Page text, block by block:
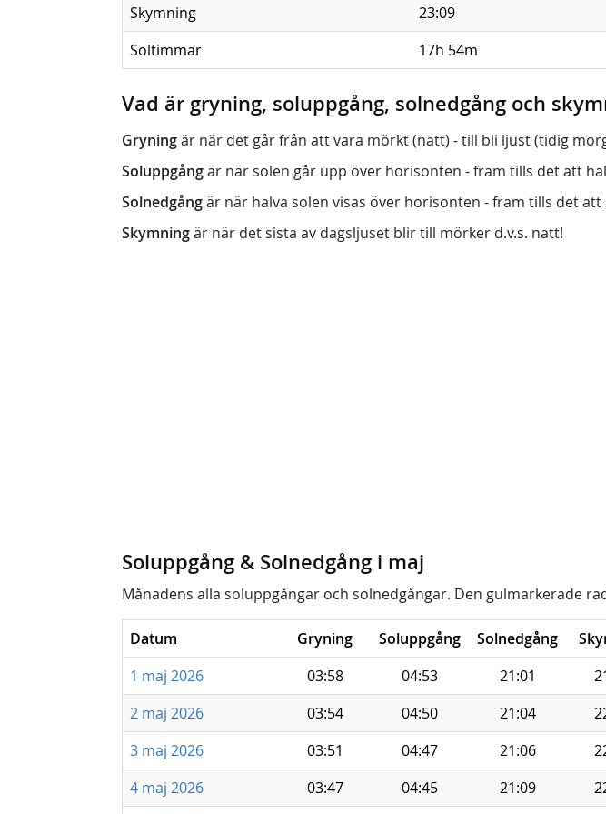
Skymning
23:09
Soltimmar
17h 54m
Vad är gryning, soluppgång, solnedgång och
Gryningär när det går från att vara mörkt (natt) - till bli ljust (tidig
Soluppgångär när solen går upp över horisonten - fram tills det att
Solnedgångär när halva solen visas över horisonten - fram tills det att
Skymningär när det sista av dagsljuset blir till mörker d.v.s. natt!
Soluppgång & Solnedgång i maj
Månadens alla soluppgångar och solnedgångar. Den gulmarkerade
Datum Gryning Soluppgång Solnedgång
1 maj 2026
03:58 04:53 21:01
2 maj 2026
03:54 04:50 21:04
3 maj 2026
03:51 04:47 21:06
4 maj 2026
03:47 04:45 21:09